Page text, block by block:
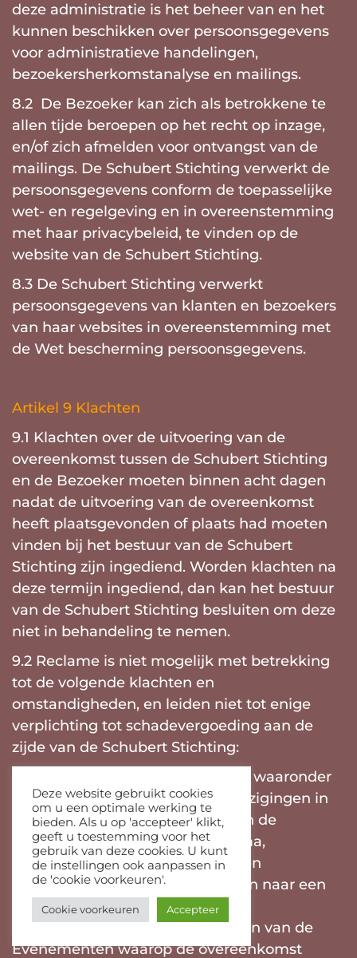
deze administratie is het beheer van en het
kunnen beschikken over persoonsgegevens
voor administratieve handelingen,
bezoekersherkomstanalyse en mailings.
8.2 De Bezoeker kan zich als betrokkene te
allen tijde beroepen op het recht op inzage,
en/of zich afmelden voor ontvangst van de
mailings. De Schubert Stichting verwerkt de
persoonsgegevens conform de toepasselijke
wet- en regelgeving en in overeenstemming
met haar privacybeleid, te vinden op de
website van de Schubert Stichting.
8.3 De Schubert Stichting verwerkt
persoonsgegevens van klanten en bezoekers
van haar websites in overeenstemming met
de Wet bescherming persoonsgegevens.
Artikel 9 Klachten
9.1 Klachten over de uitvoering van de
overeenkomst tussen de Schubert Stichting
en de Bezoeker moeten binnen acht dagen
nadat de uitvoering van de overeenkomst
heeft plaatsgevonden of plaats had moeten
vinden bij het bestuur van de Schubert
Stichting zijn ingediend. Worden klachten na
deze termijn ingediend, dan kan het bestuur
van de Schubert Stichting besluiten om deze
niet in behandeling te nemen.
9.2 Reclame is niet mogelijk met betrekking
tot de volgende klachten en
omstandigheden, en leiden niet tot enige
verplichting tot schadevergoeding aan de
zijde van de Schubert Stichting:
a. wijzigingen in het programma, waaronder
begrepen en niet beperkt tot, wijzigingen in
de perso(o)n(en) van bespelers, in de
samenstelling van het programma,
tijdsbestek van het programma en
verschuivingen van Evenementen naar een
andere datum;
b. de kwaliteit van de uitvoeringen van de
Evenementen waarop de overeenkomst
Deze website gebruikt cookies
om u een optimale werking te
bieden. Als u op 'accepteer' klikt,
geeft u toestemming voor het
gebruik van deze cookies. U kunt
de instellingen ook aanpassen in
de 'cookie voorkeuren'.
Cookie voorkeuren Accepteer